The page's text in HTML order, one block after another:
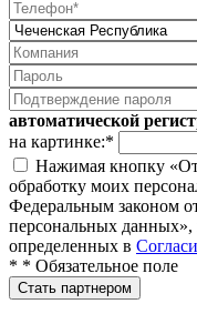
автоматической
на картинке:*
Нажимая кнопку
обработку моих
Федеральным законом
персональных данных»,
определенных в
* * Обязательное поле